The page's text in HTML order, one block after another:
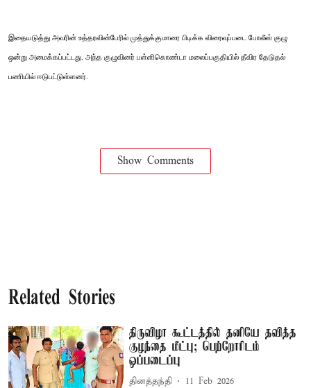
இதையடுத்து அவரின் உத்தரவின்பேரில் முத்துக்குமாரை பிடிக்க விரைவுப்படை போலீஸ் குழு
ஒன்று அமைக்கப்பட்டது. அந்த குழுவினர் பள்ளிகொண்டா மலைப்பகுதியில் தீவிர தேடுதல்
பணியில் ஈடுபட்டுள்ளனர்.
Show Comments
Related Stories
திருவிழா கூட்டத்தில் தனியே தவித்த
குழந்தை மீட்பு; பெற்றோரிடம்
ஒப்படைப்பு
தினத்தந்தி 11 Feb 2026